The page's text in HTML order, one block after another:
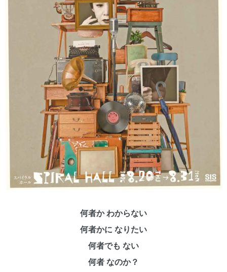
何者か わからない
何者かに なりたい
何者でも ない
何者 なのか？